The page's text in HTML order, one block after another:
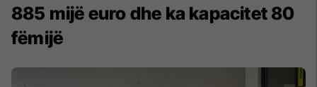
885 mijë euro dhe ka kapacitet 80
fëmijë